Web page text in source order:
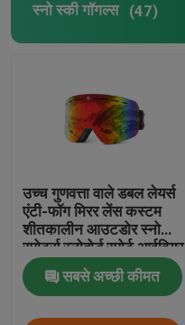
स्नो स्की गॉगल्स (47)
उच्च गुणवत्ता वाले डबल लेयर्स
एंटी-फॉग मिरर लेंस कस्टम
शीतकालीन आउटडोर स्नो
स्पोर्ट्स स्नोबोर्ड स्पोर्ट आईवियर
स्की गॉगल्स
सबसे अच्छी कीमत